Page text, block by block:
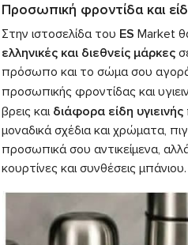
Προσωπική φροντίδα και
Στην ιστοσελίδα του ES Market
ελληνικές και διεθνείς μάρκες
πρόσωπο και το σώμα σου
προσωπικής φροντίδας και
βρεις και διάφορα είδη υγιεινής
μοναδικά σχέδια και χρώματα,
προσωπικά σου αντικείμενα,
κουρτίνες και συνθέσεις μπάνιου.